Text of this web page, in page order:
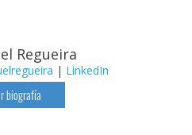
Regueira
| LinkedIn
biografía